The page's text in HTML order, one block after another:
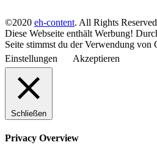
©2020 eh-content. All Rights
Diese Webseite enthält Werbung!
Seite stimmst du der Verwendung von
Einstellungen
Akzeptieren
Schließen
Privacy Overview